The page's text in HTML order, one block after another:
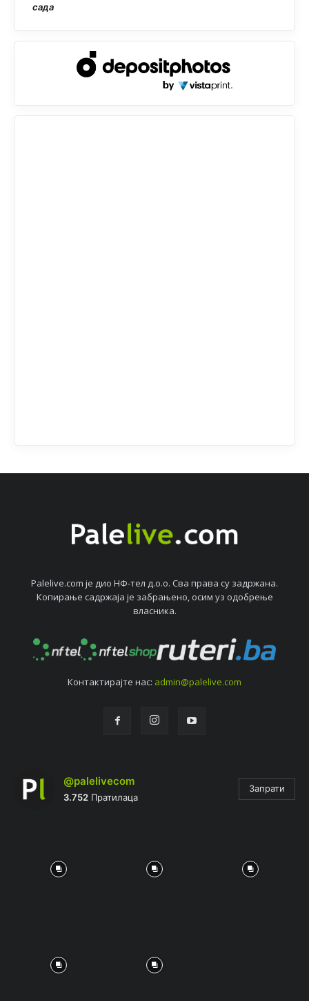
сада
Palelive.com јe дио НФ-тeл д.о.о. Сва права су задржана.
Копирањe садржаја јe забрањeно, осим уз одобрeњe
власника.
Контактирајтe нас: admin@palelive.com
@palelivecom
3.752 Пратилаца
Запрати